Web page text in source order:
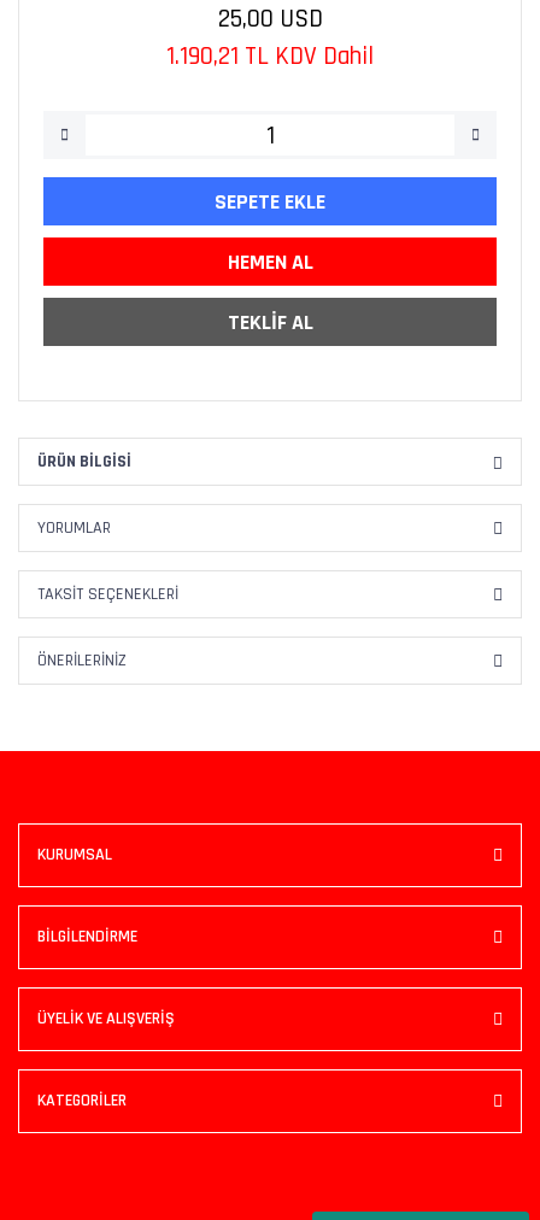
25,00 USD
1.190,21 TL KDV Dahil
SEPETE EKLE
HEMEN AL
TEKLİF AL
ÜRÜN BILGISI
YORUMLAR
TAKSIT SEÇENEKLERI
ÖNERILERINIZ
KURUMSAL
BİLGİLENDİRME
ÜYELİK VE ALIŞVERİŞ
KATEGORİLER